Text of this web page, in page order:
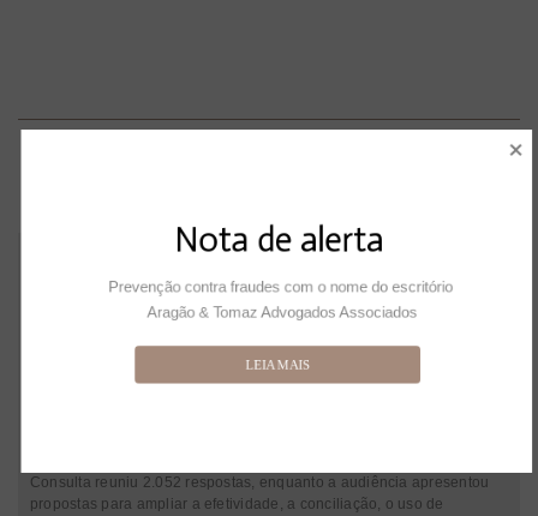
Leia também:
Justiça Federal divulga resultados da consulta e
Consulta reuniu 2.052 respostas, enquanto a audiência apresentou
propostas para ampliar a efetividade, a conciliação, o uso de
Nota de alerta
Prevenção contra fraudes com o nome do escritório
Aragão & Tomaz Advogados Associados
LEIA MAIS